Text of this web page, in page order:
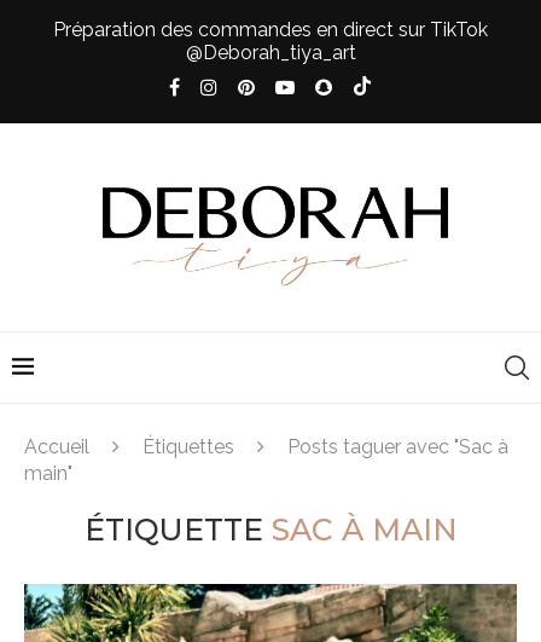
Préparation des commandes en direct sur TikTok
@Deborah_tiya_art
Accueil Étiquettes
Posts taguer avec "Sac à
main"
ÉTIQUETTE SAC À MAIN